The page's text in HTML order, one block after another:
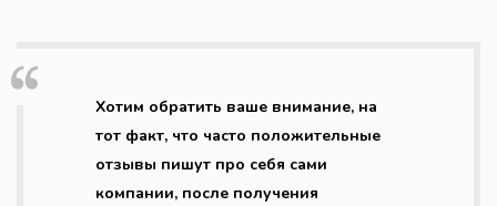
Хотим обратить ваше внимание, на
тот факт, что часто положительные
отзывы пишут про себя сами
компании, после получения